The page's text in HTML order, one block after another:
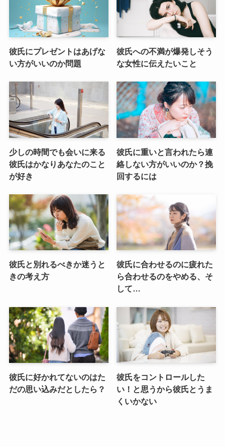
彼氏にプレゼントはあげな
い方がいいのか問題
彼氏への不満が爆発しそう
な女性に伝えたいこと
少しの時間でも会いに来る
彼氏はかなりあなたのこと
が好き
彼氏に重いと言われたら連
絡しない方がいいのか？挽
回するには
彼氏と別れるべきか迷うと
きの考え方
彼氏に合わせるのに疲れた
ら合わせるのをやめる、そ
して…
彼氏に好かれてないのはた
だの思い込みだとしたら？
彼氏をコントロールした
い！と思うから彼氏とうま
くいかない